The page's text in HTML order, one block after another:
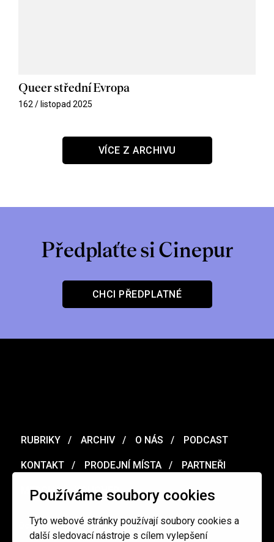
Používáme soubory cookies
Tyto webové stránky používají soubory cookies a
další sledovací nástroje s cílem vylepšení
Queer střední Evropa
162 / listopad 2025
VÍCE Z ARCHIVU
Předplaťte si Cinepur
CHCI PŘEDPLATNÉ
RUBRIKY ARCHIV O NÁS PODCAST
KONTAKT PRODEJNÍ MÍSTA PARTNEŘI
MERCH VOUCHER
Ochrana osobních údajů / Obchodní podmínky